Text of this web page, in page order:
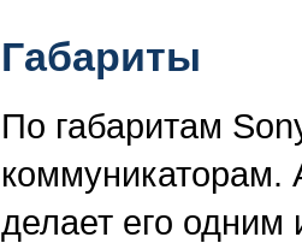
Габариты
По габаритам
коммуникаторам.
делает его